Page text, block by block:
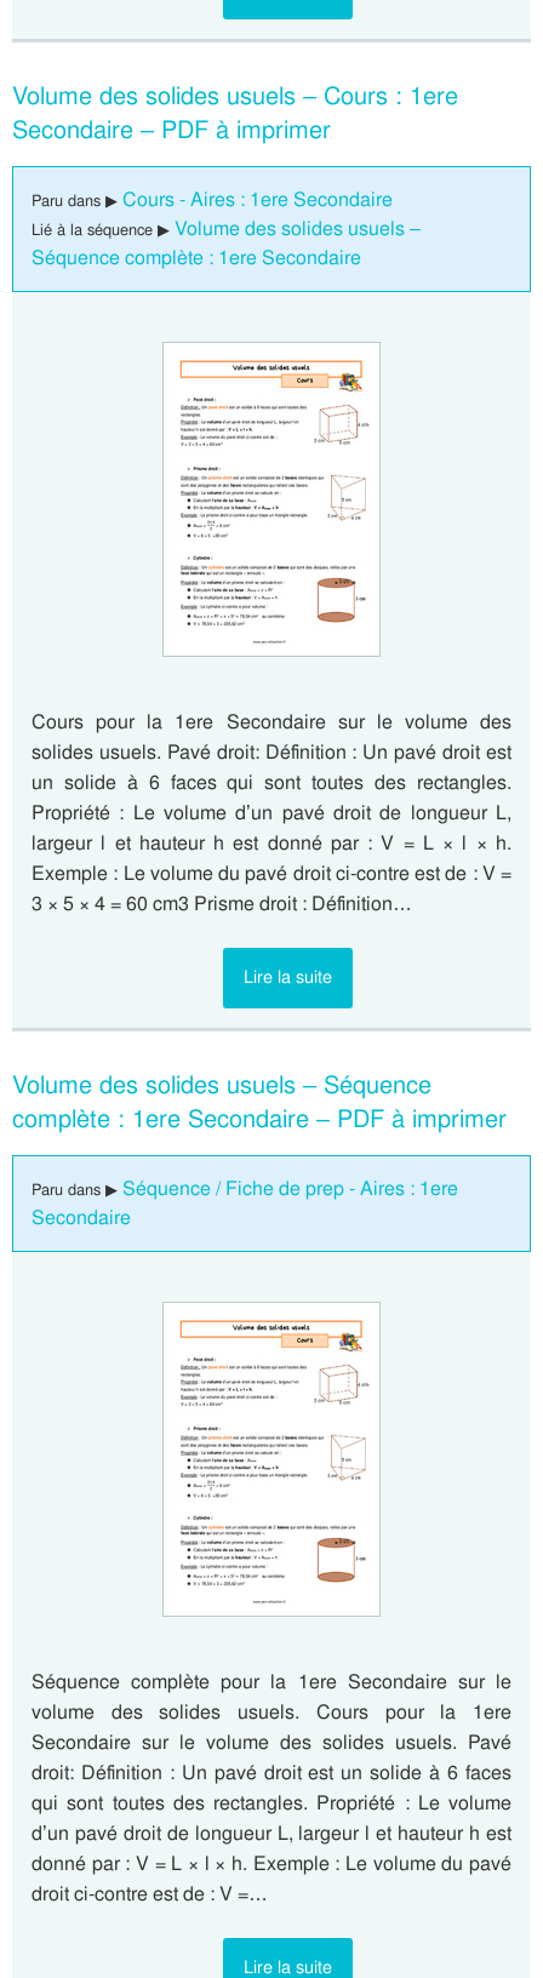
Volume des solides usuels – Cours : 1ere
Secondaire – PDF à imprimer
Paru dans ▶ Cours - Aires : 1ere Secondaire
Lié à la séquence ▶ Volume des solides usuels –
Séquence complète : 1ere Secondaire
Cours pour la 1ere Secondaire sur le volume des
solides usuels. Pavé droit: Définition : Un pavé droit est
un solide à 6 faces qui sont toutes des rectangles.
Propriété : Le volume d’un pavé droit de longueur L,
largeur l et hauteur h est donné par : V = L × l × h.
Exemple : Le volume du pavé droit ci-contre est de : V =
3 × 5 × 4 = 60 cm3 Prisme droit : Définition…
Lire la suite
Volume des solides usuels – Séquence
complète : 1ere Secondaire – PDF à imprimer
Paru dans ▶ Séquence / Fiche de prep - Aires : 1ere
Secondaire
Séquence complète pour la 1ere Secondaire sur le
volume des solides usuels. Cours pour la 1ere
Secondaire sur le volume des solides usuels. Pavé
droit: Définition : Un pavé droit est un solide à 6 faces
qui sont toutes des rectangles. Propriété : Le volume
d’un pavé droit de longueur L, largeur l et hauteur h est
donné par : V = L × l × h. Exemple : Le volume du pavé
droit ci-contre est de : V =…
Lire la suite